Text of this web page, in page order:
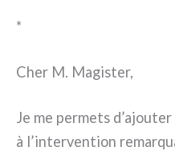
*
Cher M. Magister,
Je me per­me­ts
à l’intervention